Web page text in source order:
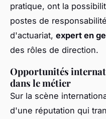
pratique, ont la
postes de
d'actuariat, expert en
des rôles de direction.
Opportunités
dans le métier
Sur la scène
d'une réputation qui